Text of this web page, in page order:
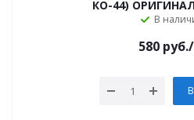
КО-44)
В
580руб.